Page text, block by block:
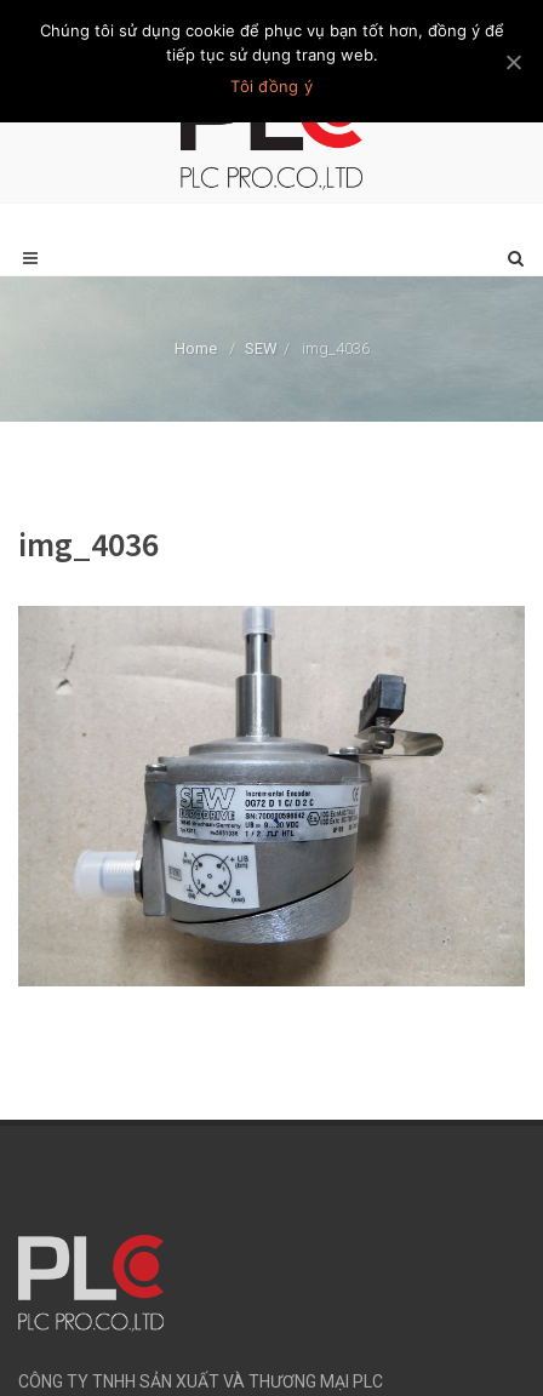
Trang chủ Giới thiệu Khách hàng Liên hệ Thành viên
Home / SEW / img_4036
img_4036
CÔNG TY TNHH SẢN XUẤT VÀ THƯƠNG MẠI PLC
Chúng tôi sử dụng cookie để phục vụ bạn tốt hơn, đồng ý để
tiếp tục sử dụng trang web.
Tôi đồng ý